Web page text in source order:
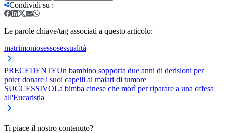
Condividi su :
Le parole chiave/tag associati a questo articolo:
matrimoniosessosessualità
PRECEDENTEUn bambino sopporta due anni di derisioni per
poter donare i suoi capelli ai malati di tumore
SUCCESSIVOLa bimba cinese che morì per riparare a una offesa
all'Eucaristia
Ti piace il nostro contenuto?